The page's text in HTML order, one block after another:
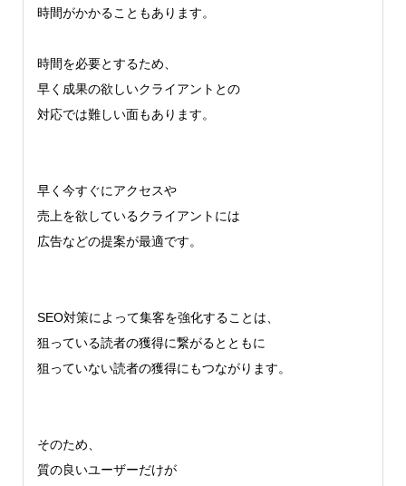
時間がかかることもあります。
時間を必要とするため、
早く成果の欲しいクライアントとの
対応では難しい面もあります。
早く今すぐにアクセスや
売上を欲しているクライアントには
広告などの提案が最適です。
SEO対策によって集客を強化することは、
狙っている読者の獲得に繋がるとともに
狙っていない読者の獲得にもつながります。
そのため、
質の良いユーザーだけが